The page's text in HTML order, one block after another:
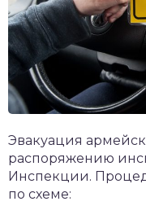
Эвакуация
распоряжению
Инспекции.
по схеме: